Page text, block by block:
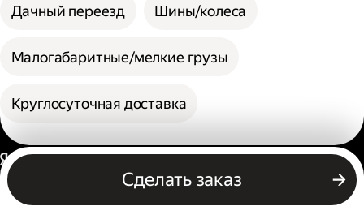
Дачный переезд Шины/колеса
Малогабаритные/мелкие грузы
Круглосуточная доставка
Сделать заказ
Россия
Бизнесу